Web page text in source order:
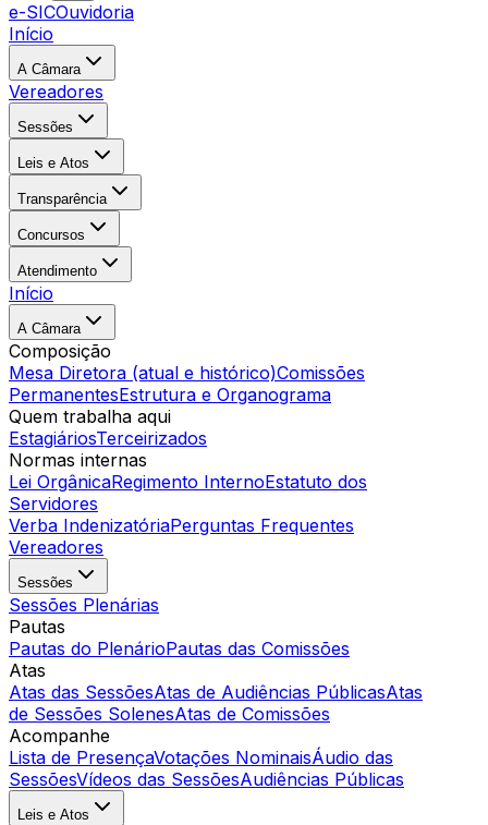
e-SICOuvidoria
Início
A Câmara
Vereadores
Sessões
Leis e Atos
Transparência
Concursos
Atendimento
Início
A Câmara
Composição
Mesa Diretora (atual e histórico)Comissões
PermanentesEstrutura e Organograma
Quem trabalha aqui
EstagiáriosTerceirizados
Normas internas
Lei OrgânicaRegimento InternoEstatuto dos
Servidores
Verba IndenizatóriaPerguntas Frequentes
Vereadores
Sessões
Sessões Plenárias
Pautas
Pautas do PlenárioPautas das Comissões
Atas
Atas das SessõesAtas de Audiências PúblicasAtas
de Sessões SolenesAtas de Comissões
Acompanhe
Lista de PresençaVotações NominaisÁudio das
SessõesVídeos das SessõesAudiências Públicas
Leis e Atos